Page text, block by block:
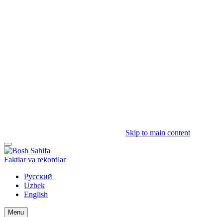
Skip to main content
Faktlar va rekordlar
Русский
Uzbek
English
Menu